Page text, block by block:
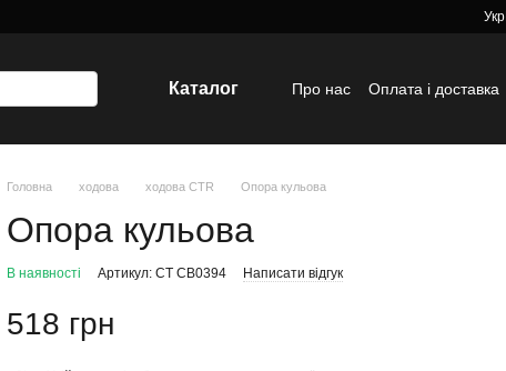
Укр
Каталог Про нас Оплата і доставка
Головна ходова ходова CTR Опора кульова
Опора кульова
В наявності Артикул: CT CB0394 Написати відгук
518 грн